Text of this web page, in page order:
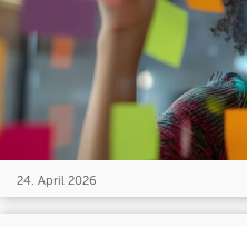
24. April 2026